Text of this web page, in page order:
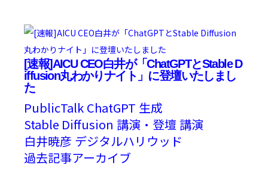
[速報]AICU CEO白井が「ChatGPTとStable D
iffusion丸わかりナイト」に登壇いたしまし
た
PublicTalk ChatGPT 生成
Stable Diffusion 講演・登壇 講演
白井暁彦 デジタルハリウッド
過去記事アーカイブ